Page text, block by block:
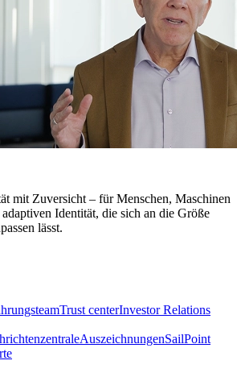
mit Zuversicht – für Menschen, Maschinen
Identität, die sich an die Größe
lässt.
Trust centerInvestor Relations
AuszeichnungenSailPoint